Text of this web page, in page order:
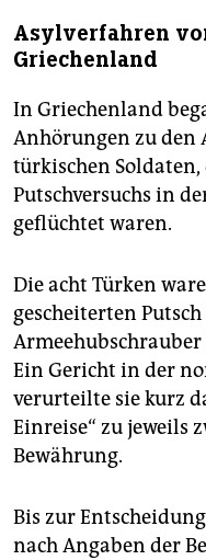
Asylverfahren
Griechenland
In Griechenland
Anhörungen zu den
türkischen Soldaten,
Putschversuchs in
geflüchtet waren.
Die acht Türken
gescheiterten
Ein Gericht in der
verurteilte sie kurz
Einreise“ zu jeweils
Bewährung.
Bis zur
nach Angaben der